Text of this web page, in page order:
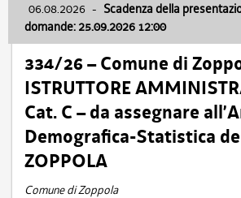
06.08.2026 - Scadenza della
domande: 25.09.2026 12:00
334/26 – Comune di
ISTRUTTORE
Cat. C – da assegnare
Demografica-Statistica
ZOPPOLA
Comune di Zoppola